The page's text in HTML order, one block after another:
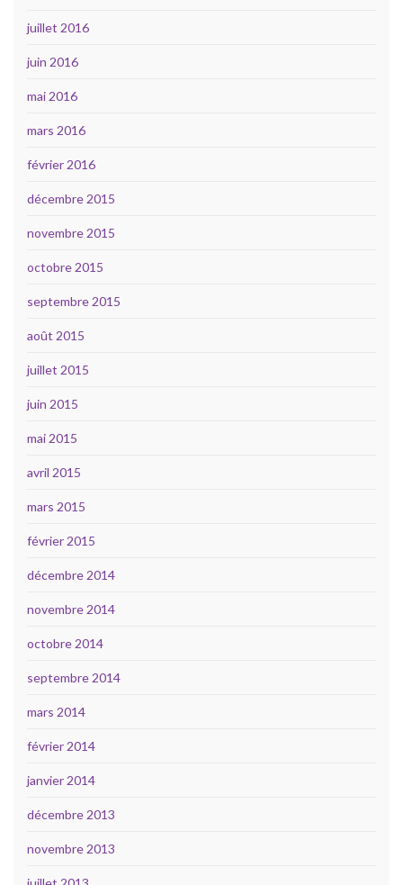
juillet 2016
juin 2016
mai 2016
mars 2016
février 2016
décembre 2015
novembre 2015
octobre 2015
septembre 2015
août 2015
juillet 2015
juin 2015
mai 2015
avril 2015
mars 2015
février 2015
décembre 2014
novembre 2014
octobre 2014
septembre 2014
mars 2014
février 2014
janvier 2014
décembre 2013
novembre 2013